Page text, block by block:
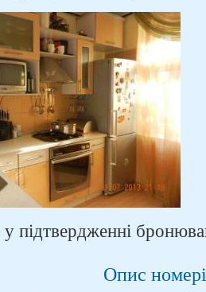
у підтвердженні
Опис
за нами в